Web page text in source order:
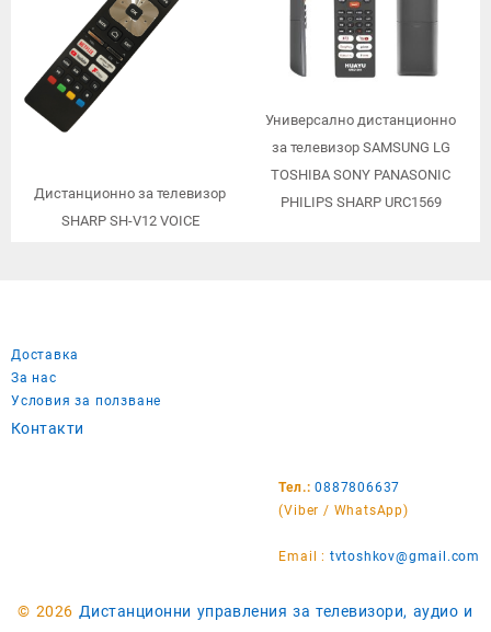
Дистанционно за телевизор
SHARP SH-V12 VOICE
Универсално дистанционно
за телевизор SAMSUNG LG
TOSHIBA SONY PANASONIC
PHILIPS SHARP URC1569
Доставка
За нас
Условия за ползване
Контакти
Тел.: 0887806637
(Viber / WhatsApp)
Email : tvtoshkov@gmail.com
© 2026 Дистанционни управления за телевизори, аудио и